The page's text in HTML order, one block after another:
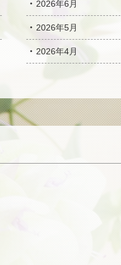
2026年6月
2026年5月
2026年4月